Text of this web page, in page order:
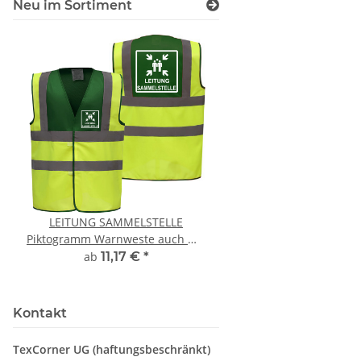
Neu im Sortiment
LEITUNG SAMMELSTELLE
Piktogramm Warnweste auch mit
vielen Taschen S-3XL
ab 11,17 € *
Kontakt
TexCorner UG (haftungsbeschränkt)